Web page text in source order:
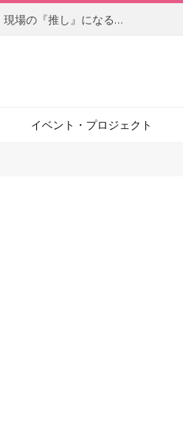
【後編】柔軟なアイデアを自らの手で形に！現場の『推し』になるサービスを目指す、社内起業家の新たな挑戦（JBCC株式会社）
イベント・プロジェクト